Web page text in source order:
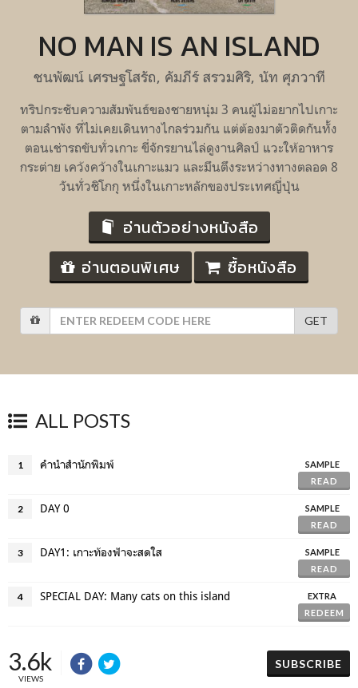
NO MAN IS AN ISLAND
ชนพัฒน์ เศรษฐโสรัถ, คัมภีร์ สรวมศิริ, นัท ศุภวาที
ทริปกระชับความสัมพันธ์ของชายหนุ่ม 3 คนผู้ไม่อยากไปเกาะ
ตามลำพัง ที่ไม่เคยเดินทางไกลร่วมกัน แต่ต้องมาตัวติดกันทั้ง
ตอนเช่ารถขับทั่วเกาะ ขี่จักรยานไล่ดูงานศิลป์ แวะให้อาหาร
กระต่าย เคว้งคว้างในเกาะแมว และมึนตึงระหว่างทางตลอด 8
วันทั่วชิโกกุ หนึ่งในเกาะหลักของประเทศญี่ปุ่น
อ่านตัวอย่างหนังสือ
อ่านตอนพิเศษ
ซื้อหนังสือ
GET
ALL POSTS
1 คำนำสำนักพิมพ์
SAMPLE
READ
2 DAY 0
SAMPLE
READ
3 DAY1: เกาะท้องฟ้าจะสดใส
SAMPLE
READ
4 SPECIAL DAY: Many cats on this island
EXTRA
REDEEM
3.6k
VIEWS
SUBSCRIBE